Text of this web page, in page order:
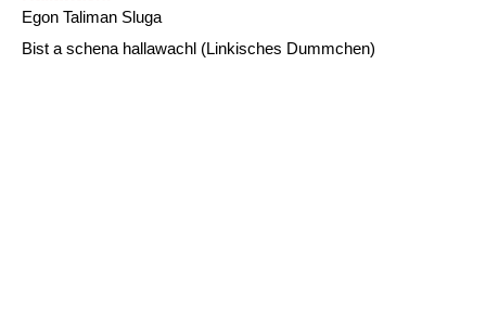
Egon Taliman Sluga
Bist a schena hallawachl (Linkisches Dummchen)